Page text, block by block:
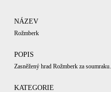
NÁZEV
Rožmberk
POPIS
Zasněžený hrad Rožmberk za soumraku.
KATEGORIE